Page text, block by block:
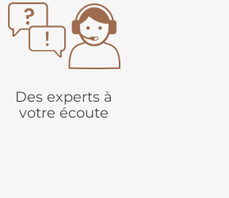
Des experts à
votre écoute